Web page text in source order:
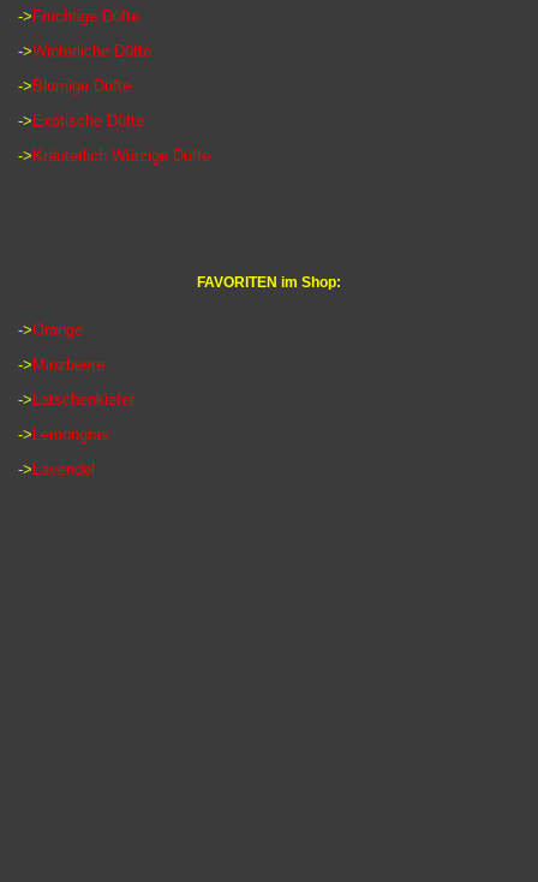
->Fruchtige Düfte
->Winterliche Düfte
->Blumige Düfte
->Exotische Düfte
->Kräuterlich Würzige Düfte
FAVORITEN im Shop:
->Orange
->Minzbeere
->Latschenkiefer
->Lemongras
->Lavendel